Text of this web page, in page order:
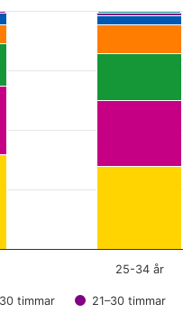
timmar 21–30 timmar
25-34 år